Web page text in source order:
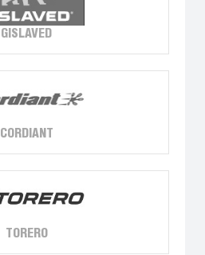
GISLAVED
CORDIANT
TORERO